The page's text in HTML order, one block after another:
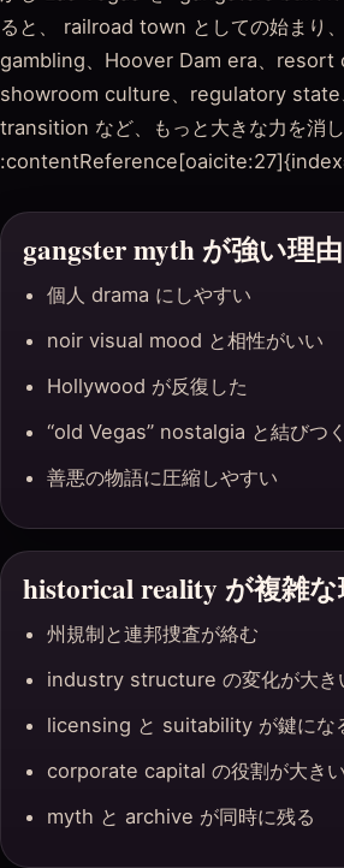
ると、 railroad town としての始まり
gambling、Hoover Dam era、resort
showroom culture、regulatory
transition など、もっと大きな力を消し
gangster myth が強い理由
個人 drama にしやすい
noir visual mood と相性がいい
Hollywood が反復した
“old Vegas” nostalgia と結びつく
善悪の物語に圧縮しやすい
historical reality が複雑
州規制と連邦捜査が絡む
industry structure の変化が大き
licensing と suitability が鍵にな
corporate capital の役割が大きい
myth と archive が同時に残る